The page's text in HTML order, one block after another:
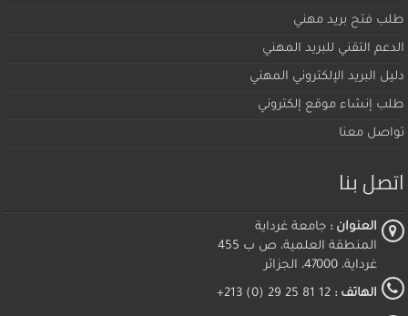
طلب فتح بريد مهني
الدعم التقني للبريد المهني
دليل البريد الإلكتروني المهني
طلب إنشاء موقع إلكتروني
تواصل معنا
اتصل بنا
العنوان : جامعة غرداية
المنطقة العلمية، ص ب 455
غرداية، 47000، الجزائر
الهاتف : 12 81 25 29 (0) 213+